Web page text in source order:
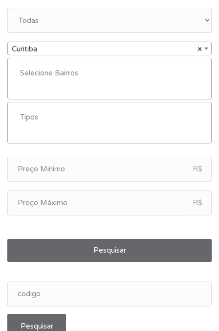
×
Curitiba
R$
R$
Pesquisar
Pesquisar